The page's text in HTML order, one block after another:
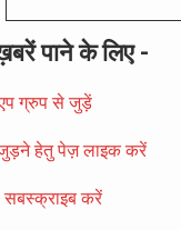
पाने के लिए -
ग्रुप से जुड़ें
हेतु पेज़ लाइक करें
करें